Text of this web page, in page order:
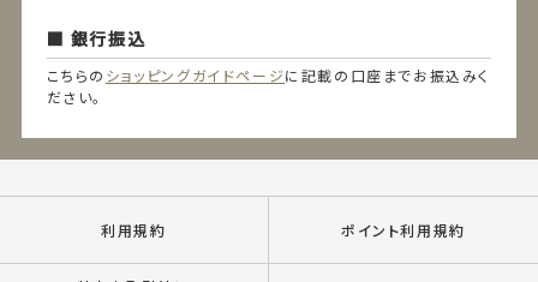
銀行振込
こちらの ショッピングガイドページに記載の口座までお振込みく
ださい。
利用規約 ポイント利用規約